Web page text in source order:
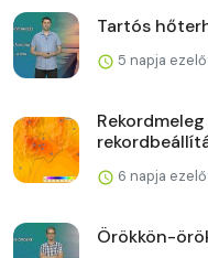
Tartós
5 napja
6 napja
Örökkön-